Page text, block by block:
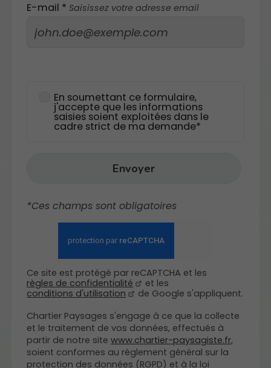
E-mail * Saisissez votre adresse email
En soumettant ce formulaire,
j'accepte que les informations
saisies soient exploitées dans le
cadre strict de ma demande*
Envoyer
*Ces champs sont obligatoires
Ce site est protégé par reCAPTCHA et les
règles de confidentialité
et les
conditions d'utilisation
de Google s'appliquent.
Chartier Paysages s'engage à ce que la collecte
et le traitement de vos données, effectués à
partir de notre sitewww.chartier-paysagiste.fr,
soient conformes au règlement général sur la
protection des données (RGPD) et à la loi